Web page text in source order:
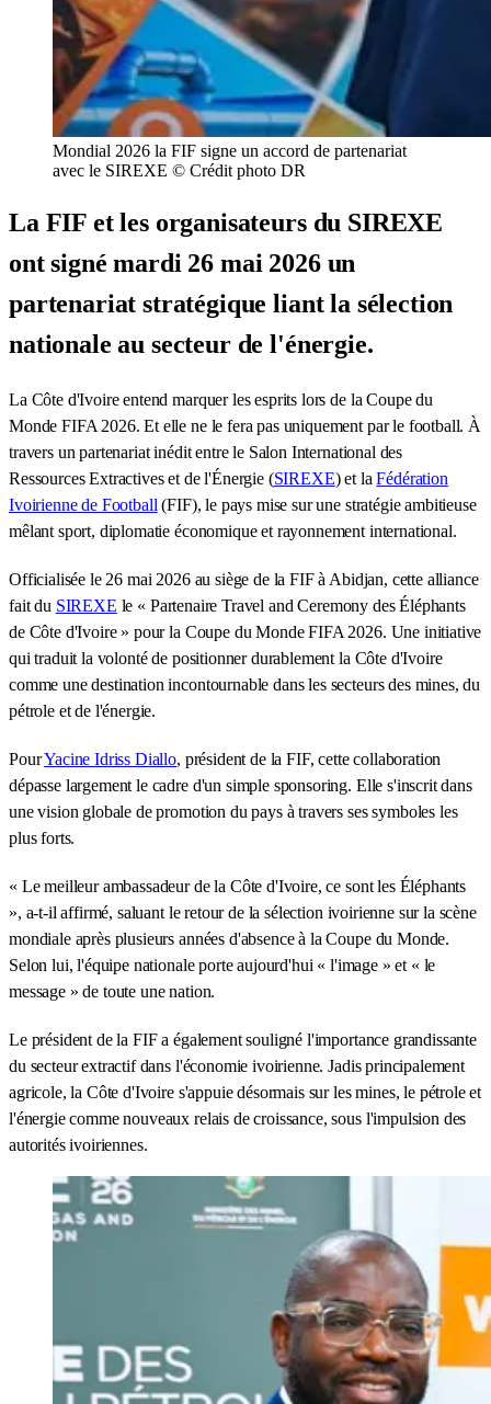
Mondial 2026 la FIF signe un accord de partenariat
avec le SIREXE © Crédit photo DR
La FIF et les organisateurs du SIREXE
ont signé mardi 26 mai 2026 un
partenariat stratégique liant la sélection
nationale au secteur de l'énergie.
La Côte d'Ivoire entend marquer les esprits lors de la Coupe du
Monde FIFA 2026. Et elle ne le fera pas uniquement par le football. À
travers un partenariat inédit entre le Salon International des
Ressources Extractives et de l'Énergie (SIREXE) et laFédération
Ivoirienne de Football (FIF), le pays mise sur une stratégie ambitieuse
mêlant sport, diplomatie économique et rayonnement international.
Officialisée le 26 mai 2026 au siège de la FIF à Abidjan, cette alliance
fait du SIREXE le « Partenaire Travel and Ceremony des Éléphants
de Côte d'Ivoire » pour la Coupe du Monde FIFA 2026. Une initiative
qui traduit la volonté de positionner durablement la Côte d'Ivoire
comme une destination incontournable dans les secteurs des mines, du
pétrole et de l'énergie.
PourYacine Idriss Diallo, président de la FIF, cette collaboration
dépasse largement le cadre d'un simple sponsoring. Elle s'inscrit dans
une vision globale de promotion du pays à travers ses symboles les
plus forts.
« Le meilleur ambassadeur de la Côte d'Ivoire, ce sont les Éléphants
», a-t-il affirmé, saluant le retour de la sélection ivoirienne sur la scène
mondiale après plusieurs années d'absence à la Coupe du Monde.
Selon lui, l'équipe nationale porte aujourd'hui « l'image » et « le
message » de toute une nation.
Le président de la FIF a également souligné l'importance grandissante
du secteur extractif dans l'économie ivoirienne. Jadis principalement
agricole, la Côte d'Ivoire s'appuie désormais sur les mines, le pétrole et
l'énergie comme nouveaux relais de croissance, sous l'impulsion des
autorités ivoiriennes.